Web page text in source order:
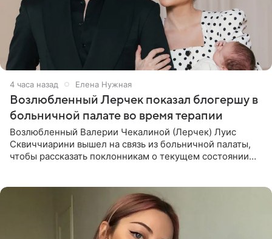
4 часа назад Елена Нужная
Возлюбленный Лерчек показал блогершу в
больничной палате во время терапии
Возлюбленный Валерии Чекалиной (Лерчек) Луис
Сквиччиарини вышел на связь из больничной палаты,
чтобы рассказать поклонникам о текущем состоянии